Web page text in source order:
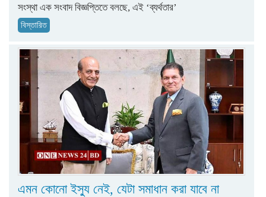
সংস্থা এক সংবাদ বিজ্ঞপ্তিতে বলছে, এই ‘ব্যর্থতার’
বিস্তারিত
এমন কোনো ইস্যু নেই, যেটা সমাধান করা যাবে না